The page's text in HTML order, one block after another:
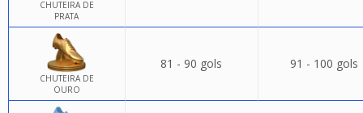
CHUTEIRA DE
PRATA
CHUTEIRA DE
OURO
81 - 90 gols 91 - 100 gols